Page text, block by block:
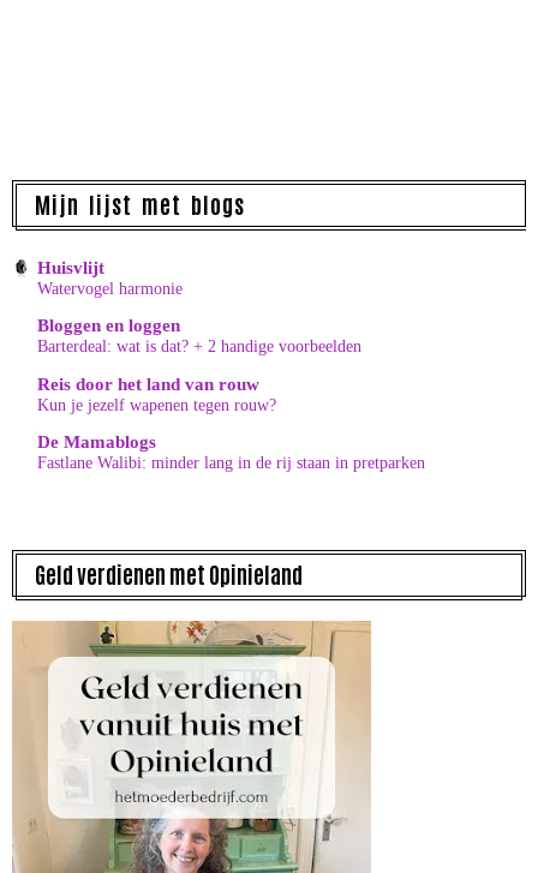
Mijn lijst met blogs
Huisvlijt
Watervogel harmonie
Bloggen en loggen
Barterdeal: wat is dat? + 2 handige voorbeelden
Reis door het land van rouw
Kun je jezelf wapenen tegen rouw?
De Mamablogs
Fastlane Walibi: minder lang in de rij staan in pretparken
Geld verdienen met Opinieland